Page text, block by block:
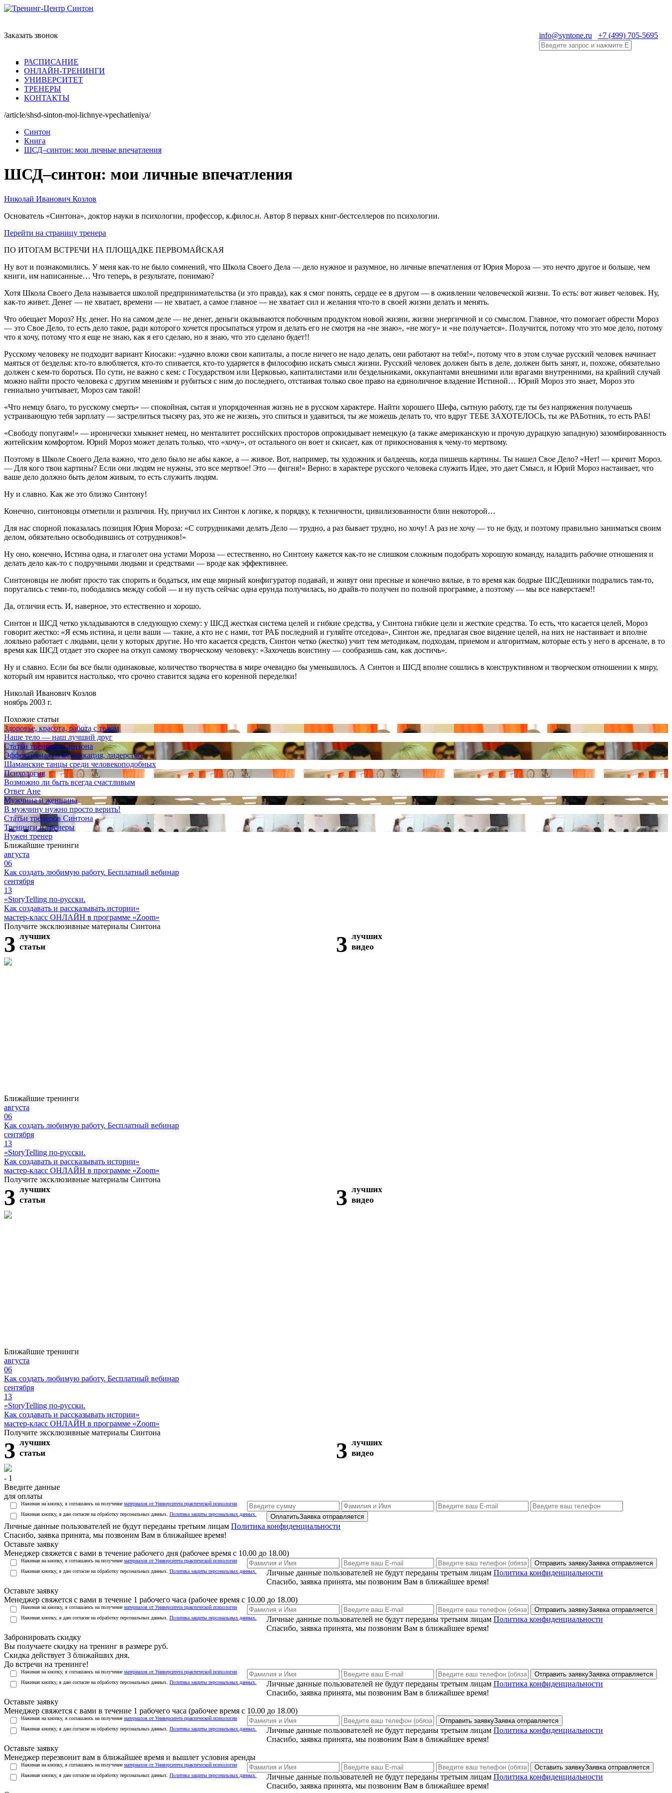
info@syntone.ru +7 (499) 705-5695
Заказать звонок
РАСПИСАНИЕ
ОНЛАЙН-ТРЕНИНГИ
УНИВЕРСИТЕТ
ТРЕНЕРЫ
КОНТАКТЫ
/article/shsd-sinton-moi-lichnye-vpechatleniya/
Синтон
Книга
ШСД–синтон: мои личные впечатления
ШСД–синтон: мои личные впечатления
Николай Иванович Козлов
Основатель «Синтона», доктор науки в психологии, профессор, к.филос.н. Автор 8 первых книг-бестселлеров по психологии.
Перейти на страницу тренера
ПО ИТОГАМ ВСТРЕЧИ НА ПЛОЩАДКЕ ПЕРВОМАЙСКАЯ
Ну вот и познакомились. У меня как-то не было сомнений, что Школа Своего Дела — дело нужное и разумное, но личные впечатления от Юрия Мороза — это нечто другое и больше, чем
книги, им написанные… Что теперь, в результате, понимаю?
Хотя Школа Своего Дела называется школой предпринимательства (и это правда), как я смог понять, сердце ее в другом — в оживлении человеческой жизни. То есть: вот живет человек. Ну,
как-то живет. Денег — не хватает, времени — не хватает, а самое главное — не хватает сил и желания что-то в своей жизни делать и менять.
Что обещает Мороз? Ну, денег. Но на самом деле — не денег, деньги оказываются побочным продуктом новой жизни, жизни энергичной и со смыслом. Главное, что помогает обрести Мороз
— это Свое Дело, то есть дело такое, ради которого хочется просыпаться утром и делать его не смотря на «не знаю», «не могу» и «не получается». Получится, потому что это мое дело, потому
что я хочу, потому что я еще не знаю, как я его сделаю, но я знаю, что это сделано будет!!
Русскому человеку не подходит вариант Киосаки: «удачно вложи свои капиталы, а после ничего не надо делать, они работают на тебя!», потому что в этом случае русский человек начинает
маяться от безделья: кто-то влюбляется, кто-то спивается, кто-то ударяется в философию искать смысл жизни. Русский человек должен быть в деле, должен быть занят, и, похоже, обязательно
должен с кем-то бороться. По сути, не важно с кем: с Государством или Церковью, капиталистами или бездельниками, оккупантами внешними или врагами внутренними, на крайний случай
можно найти просто человека с другим мнениям и рубиться с ним до последнего, отстаивая только свое право на единоличное владение Истиной… Юрий Мороз это знает, Мороз это
гениально учитывает, Мороз сам такой!
«Что немцу благо, то русскому смерть» — спокойная, сытая и упорядоченная жизнь не в русском характере. Найти хорошего Шефа, сытную работу, где ты без напряжения получаешь
устраивающую тебя зарплату — застрелиться тысячу раз, это же не жизнь, это спиться и удавиться, ты же можешь делать то, что вдруг ТЕБЕ ЗАХОТЕЛОСЬ, ты же РАБотник, то есть РАБ!
«Свободу попугаям!» — иронически хмыкнет немец, но менталитет российских просторов опрокидывает немецкую (а также американскую и прочую дурацкую западную) зазомбированность
житейским комфортом. Юрий Мороз может делать только, что «хочу», от остального он воет и скисает, как от прикоснования к чему-то мертвому.
Поэтому в Школе Своего Дела важно, что дело было не абы какое, а — живое. Вот, например, ты художник и балдеешь, когда пишешь картины. Ты нашел Свое Дело? «Нет! — кричит Мороз.
— Для кого твои картины? Если они людям не нужны, это все мертвое! Это — фигня!» Верно: в характере русского человека служить Идее, это дает Смысл, и Юрий Мороз настаивает, что
ваше дело должно быть делом живым, то есть служить людям.
Ну и славно. Как же это близко Синтону!
Конечно, синтоновцы отметили и различия. Ну, приучил их Синтон к логике, к порядку, к техничности, цивилизованности блин некоторой…
Для нас спорной показалась позиция Юрия Мороза: «С сотрудниками делать Дело — трудно, а раз бывает трудно, но хочу! А раз не хочу — то не буду, и поэтому правильно заниматься своим
делом, обязательно освободившись от сотрудников!»
Ну оно, конечно, Истина одна, и глаголет она устами Мороза — естественно, но Синтону кажется как-то не слишком сложным подобрать хорошую команду, наладить рабочие отношения и
делать дело как-то с подручными людьми и средствами — вроде как эффективнее.
Синтоновцы не любят просто так спорить и бодаться, им еще мирный конфигуратор подавай, и живут они пресные и конечно вялые, в то время как бодрые ШСДешники подрались там-то,
поругались с теми-то, пободались между собой — и ну пусть сейчас одна ерунда получилась, но драйв-то получен по полной программе, а поэтому — мы все наверстаем!!
Да, отличия есть. И, наверное, это естественно и хорошо.
Синтон и ШСД четко укладываются в следующую схему: у ШСД жесткая система целей и гибкие средства, у Синтона гибкие цели и жесткие средства. То есть, что касается целей, Мороз
говорит жестко: «Я есмь истина, и цели ваши — такие, а кто не с нами, тот РАБ последний и гуляйте отседова», Синтон же, предлагая свое видение целей, на них не настаивает и вполне
лояльно работает с людьми, цели у которых другие. Но что касается средств, Синтон четко (жестко) учит тем методикам, подходам, приемом и алгоритмам, которые есть у него в арсенале, в то
время как ШСД отдает это скорее на откуп самому творческому человеку: «Захочешь воистину — сообразишь сам, как достичь».
Ну и славно. Если бы все были одинаковые, количество творчества в мире очевидно бы уменьшилось. А Синтон и ШСД вполне сошлись в конструктивном и творческом отношении к миру,
который им нравится настолько, что срочно ставится задача его коренной переделки!
Николай Иванович Козлов
ноябрь 2003 г.
Похожие статьи
Здоровье, красота, работа с телом
Наше тело — наш лучший друг
Статьи тренеров Синтона
Эффективная коммуникация, лидерство
Шаманские танцы среди человекоподобных
Психология
Возможно ли быть всегда счастливым
Ответ Ане
Мужчина и женщина
В мужчину нужно просто верить!
Статьи тренеров Синтона
Тренинги и тренеры
Нужен тренер
Ближайшие тренинги
августа
06
Как создать любимую работу. Бесплатный вебинар
сентября
13
«StoryTelling по-русски.
Как создавать и рассказывать истории»
мастер-класс ОНЛАЙН в программе «Zoom»
Получите эксклюзивные материалы Синтона
3 лучших
статьи
3 лучших
видео
Ближайшие тренинги
августа
06
Как создать любимую работу. Бесплатный вебинар
сентября
13
«StoryTelling по-русски.
Как создавать и рассказывать истории»
мастер-класс ОНЛАЙН в программе «Zoom»
Получите эксклюзивные материалы Синтона
3 лучших
статьи
3 лучших
видео
Ближайшие тренинги
августа
06
Как создать любимую работу. Бесплатный вебинар
сентября
13
«StoryTelling по-русски.
Как создавать и рассказывать истории»
мастер-класс ОНЛАЙН в программе «Zoom»
Получите эксклюзивные материалы Синтона
3 лучших
статьи
3 лучших
видео
- 1
Введите данные
для оплаты
Нажимая на кнопку, я соглашаюсь на получение материалов от Университета практической психологии
Нажимая кнопку, я даю согласие на обработку персональных данных. Политика защиты персональных данных. ОплатитьЗаявка отправляется
Личные данные пользователей не будут переданы третьим лицам Политика конфиденциальности
Спасибо, заявка принята, мы позвоним Вам в ближайшее время!
Оставьте заявку
Менеджер свяжется с вами в течение рабочего дня (рабочее время с 10.00 до 18.00)
Нажимая на кнопку, я соглашаюсь на получение материалов от Университета практической психологии
Нажимая кнопку, я даю согласие на обработку персональных данных. Политика защиты персональных данных.
Отправить заявкуЗаявка отправляется
Личные данные пользователей не будут переданы третьим лицам Политика конфиденциальности
Спасибо, заявка принята, мы позвоним Вам в ближайшее время!
Оставьте заявку
Менеджер свяжется с вами в течение 1 рабочего часа (рабочее время с 10.00 до 18.00)
Нажимая на кнопку, я соглашаюсь на получение материалов от Университета практической психологии
Нажимая кнопку, я даю согласие на обработку персональных данных. Политика защиты персональных данных.
Отправить заявкуЗаявка отправляется
Личные данные пользователей не будут переданы третьим лицам Политика конфиденциальности
Спасибо, заявка принята, мы позвоним Вам в ближайшее время!
Забронировать скидку
Вы получаете скидку на тренинг в размере руб.
Скидка действует 3 ближайших дня.
До встречи на тренинге!
Нажимая на кнопку, я соглашаюсь на получение материалов от Университета практической психологии
Нажимая кнопку, я даю согласие на обработку персональных данных. Политика защиты персональных данных.
Отправить заявкуЗаявка отправляется
Личные данные пользователей не будут переданы третьим лицам Политика конфиденциальности
Спасибо, заявка принята, мы позвоним Вам в ближайшее время!
Оставьте заявку
Менеджер свяжется с вами в течение 1 рабочего часа (рабочее время с 10.00 до 18.00)
Нажимая на кнопку, я соглашаюсь на получение материалов от Университета практической психологии
Нажимая кнопку, я даю согласие на обработку персональных данных. Политика защиты персональных данных.
Отправить заявкуЗаявка отправляется
Личные данные пользователей не будут переданы третьим лицам Политика конфиденциальности
Спасибо, заявка принята, мы позвоним Вам в ближайшее время!
Оставьте заявку
Менеджер перезвонит вам в ближайшее время и вышлет условия аренды
Нажимая на кнопку, я соглашаюсь на получение материалов от Университета практической психологии
Нажимая кнопку, я даю согласие на обработку персональных данных. Политика защиты персональных данных.
Оставить заявкуЗаявка отправляется
Личные данные пользователей не будут переданы третьим лицам Политика конфиденциальности
Спасибо, заявка принята, мы позвоним Вам в ближайшее время!